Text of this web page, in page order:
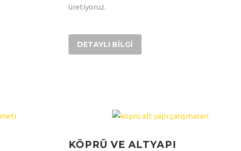
üretiyoruz.
DETAYLI BILGI
KÖPRÜ VE ALTYAPI